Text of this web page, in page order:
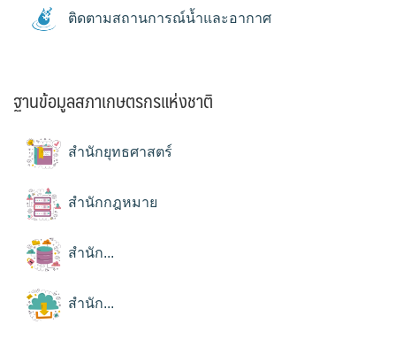
ติดตามสถานการณ์น้ำและอากาศ
ฐานข้อมูลสภาเกษตรกรแห่งชาติ
สำนักยุทธศาสตร์
สำนักกฎหมาย
สำนัก...
สำนัก...